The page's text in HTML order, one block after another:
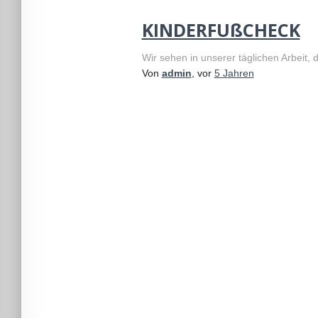
KINDERFUßCHECK
Wir sehen in unserer täglichen Arbeit,
Von admin , vor 5 Jahren